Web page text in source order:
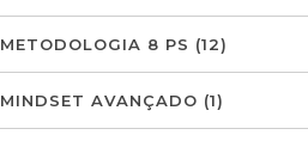
METODOLOGIA 8 PS (12)
MINDSET AVANÇADO (1)